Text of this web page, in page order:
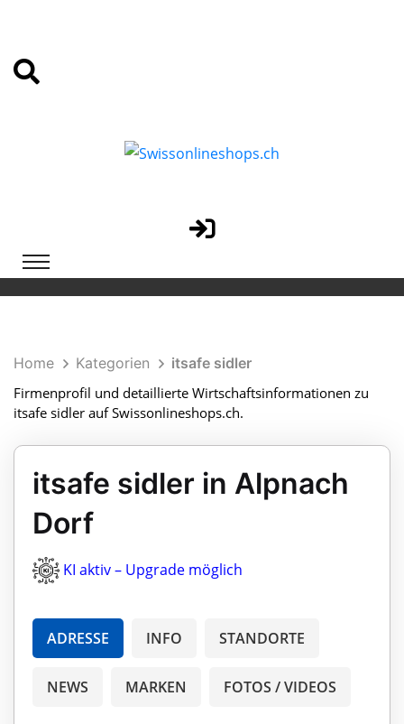
Home Kategorien
itsafe sidler
Firmenprofil und detaillierte Wirtschaftsinformationen zu
itsafe sidler auf Swissonlineshops.ch.
itsafe sidler in Alpnach
Dorf
KI aktiv – Upgrade möglich
ADRESSE INFO STANDORTE
NEWS MARKEN FOTOS / VIDEOS